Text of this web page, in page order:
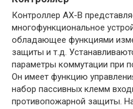
Контроллер AX-B
многофункциональное
обладающее функциями
защиты и т.д.
параметры коммутации при
Он имеет функцию
набор пассивных клемм
противопожарной защиты.